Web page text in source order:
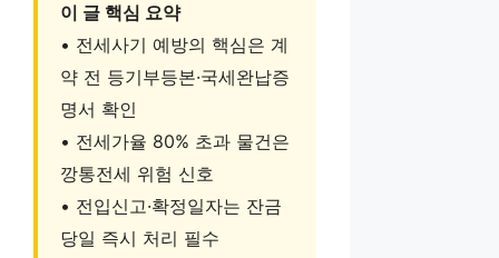
이 글 핵심 요약
• 전세사기 예방의 핵심은 계
약 전 등기부등본·국세완납증
명서 확인
• 전세가율 80% 초과 물건은
깡통전세 위험 신호
• 전입신고·확정일자는 잔금
당일 즉시 처리 필수